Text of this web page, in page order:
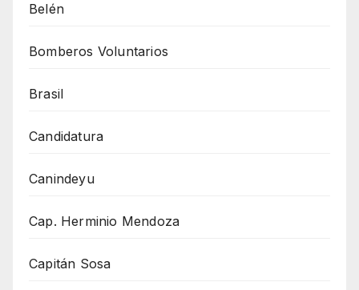
Belén
Bomberos Voluntarios
Brasil
Candidatura
Canindeyu
Cap. Herminio Mendoza
Capitán Sosa